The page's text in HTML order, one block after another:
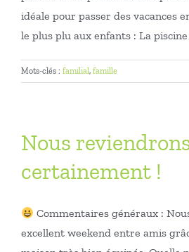
idéale pour passer des vacances
le plus plu aux enfants : La
Mots-clés : familial, famille
Nous
certainement !
Commentaires généraux :
excellent weekend entre amis